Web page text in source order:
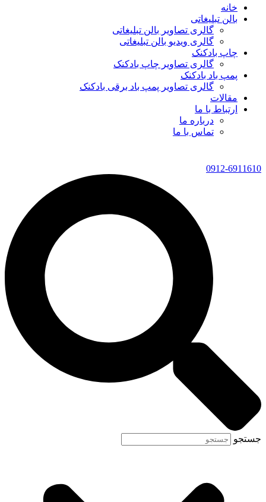
خانه
بالن تبلیغاتی
گالری تصاویر بالن تبلیغاتی
گالری ویدیو بالن تبلیغاتی
چاپ بادکنک
گالری تصاویر چاپ بادکنک
پمپ باد بادکنک
گالری تصاویر پمپ باد برقی بادکنک
مقالات
ارتباط با ما
درباره ما
تماس با ما
0912-6911610
جستجو